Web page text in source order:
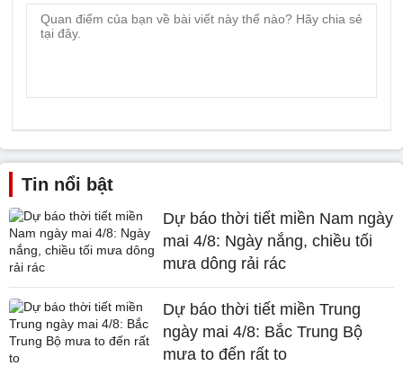
Tin nổi bật
Dự báo thời tiết miền Nam ngày
mai 4/8: Ngày nắng, chiều tối
mưa dông rải rác
Dự báo thời tiết miền Trung
ngày mai 4/8: Bắc Trung Bộ
mưa to đến rất to